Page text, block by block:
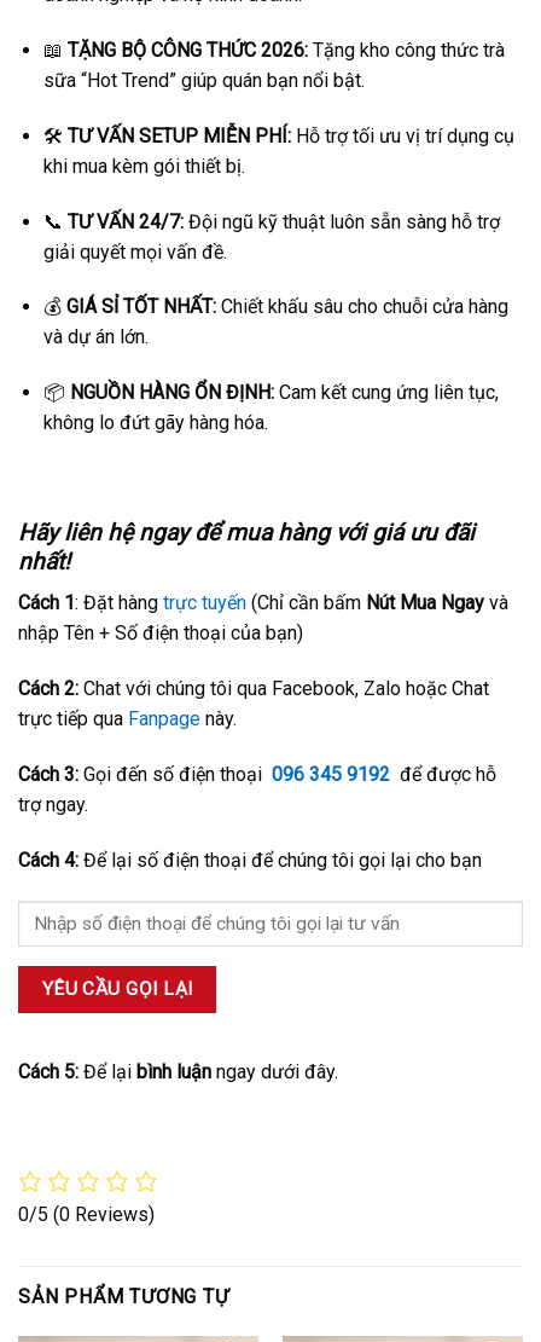
📖 TẶNG BỘ CÔNG THỨC 2026:Tặng kho công thức trà
sữa “Hot Trend” giúp quán bạn nổi bật.
🛠️ TƯ VẤN SETUP MIỄN PHÍ:Hỗ trợ tối ưu vị trí dụng cụ
khi mua kèm gói thiết bị.
📞 TƯ VẤN 24/7:Đội ngũ kỹ thuật luôn sẵn sàng hỗ trợ
giải quyết mọi vấn đề.
💰 GIÁ SỈ TỐT NHẤT:Chiết khấu sâu cho chuỗi cửa hàng
và dự án lớn.
📦 NGUỒN HÀNG ỔN ĐỊNH:Cam kết cung ứng liên tục,
không lo đứt gãy hàng hóa.
Hãy liên hệ ngay để mua hàng với giá ưu đãi
nhất!
Cách 1 : Đặt hàng trực tuyến (Chỉ cần bấm Nút Mua Ngay và
nhập Tên + Số điện thoại của bạn)
Cách 2: Chat với chúng tôi qua Facebook, Zalo hoặc Chat
trực tiếp qua Fanpage này.
Cách 3: Gọi đến số điện thoại 096 345 9192 để được hỗ
trợ ngay.
Cách 4: Để lại số điện thoại để chúng tôi gọi lại cho bạn
Cách 5: Để lại bình luận ngay dưới đây.
0/5 (0 Reviews)
SẢN PHẨM TƯƠNG TỰ